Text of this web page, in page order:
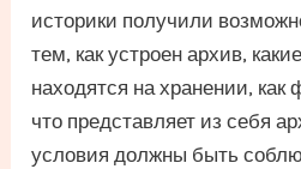
историки получили
тем, как устроен архив,
находятся на хранении,
что представляет из себя
условия должны быть